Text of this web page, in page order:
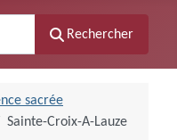
Rechercher
sacrée
Sainte-Croix-A-Lauze